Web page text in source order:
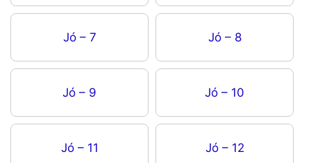
Jó – 7 Jó – 8
Jó – 9 Jó – 10
Jó – 11 Jó – 12